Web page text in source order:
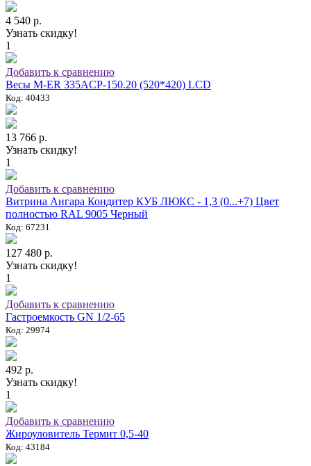
4 540 р.
Узнать скидку!
1
Добавить к сравнению
Весы M-ER 335ACP-150.20 (520*420) LCD
Код: 40433
13 766 р.
Узнать скидку!
1
Добавить к сравнению
Витрина Ангара Кондитер КУБ ЛЮКС - 1,3 (0...+7) Цвет
полностью RAL 9005 Черный
Код: 67231
127 480 р.
Узнать скидку!
1
Добавить к сравнению
Гастроемкость GN 1/2-65
Код: 29974
492 р.
Узнать скидку!
1
Добавить к сравнению
Жироуловитель Термит 0,5-40
Код: 43184